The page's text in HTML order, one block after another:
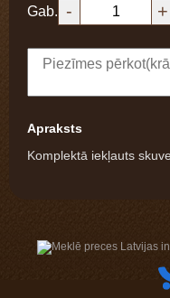
Gab. - +
Apraksts
Komplektā iekļauts